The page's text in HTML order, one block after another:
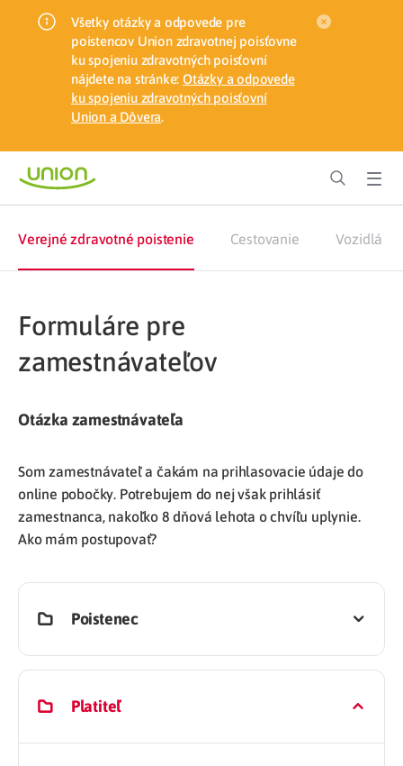
Všetky otázky a odpovede pre
poistencov Union zdravotnej poisťovne
ku spojeniu zdravotných poisťovní
nájdete na stránke: Otázky a odpovede
ku spojeniu zdravotných poisťovní
Union a Dôvera.
Cestovanie
Verejné zdravotné poistenie Vozidlá
Formuláre pre
zamestnávateľov
Otázka zamestnávateľa
Som zamestnávateľ a čakám na prihlasovacie údaje do
online pobočky. Potrebujem do nej však prihlásiť
zamestnanca, nakoľko 8 dňová lehota o chvíľu uplynie.
Ako mám postupovať?
Poistenec
Platiteľ